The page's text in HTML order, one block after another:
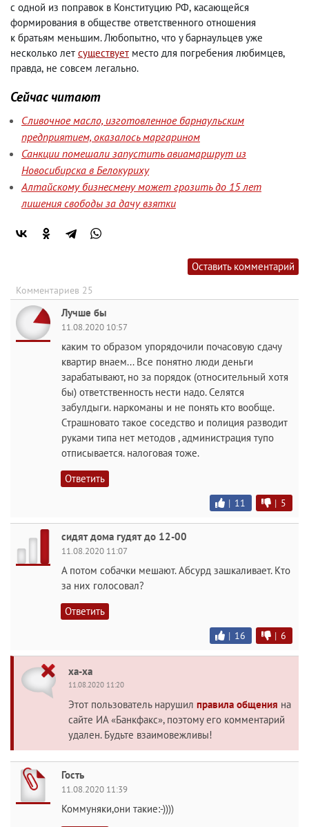
с одной из поправок в Конституцию РФ, касающейся
формирования в обществе ответственного отношения
к братьям меньшим. Любопытно, что у барнаульцев уже
несколько лет существует место для погребения любимцев,
правда, не совсем легально.
Сейчас читают
Сливочное масло, изготовленное барнаульским
предприятием, оказалось маргарином
Санкции помешали запустить авиамаршрут из
Новосибирска в Белокуриху
Алтайскому бизнесмену может грозить до 15 лет
лишения свободы за дачу взятки
Оставить комментарий
Комментариев 25
Лучше бы
11.08.2020 10:57
каким то образом упорядочили почасовую сдачу
квартир внаем... Все понятно люди деньги
зарабатывают, но за порядок (относительный хотя
бы) ответственность нести надо. Селятся
забулдыги. наркоманы и не понять кто вообще.
Страшновато такое соседство и полиция разводит
руками типа нет методов , администрация тупо
отписывается. налоговая тоже.
Ответить
| 11 | 5
сидят дома гудят до 12-00
11.08.2020 11:07
А потом собачки мешают. Абсурд зашкаливает. Кто
за них голосовал?
Ответить
| 16 | 6
ха-ха
11.08.2020 11:20
Этот пользователь нарушил правила общения на
сайте ИА «Банкфакс», поэтому его комментарий
удален. Будьте взаимовежливы!
Гость
11.08.2020 11:39
Коммуняки,они такие:-))))